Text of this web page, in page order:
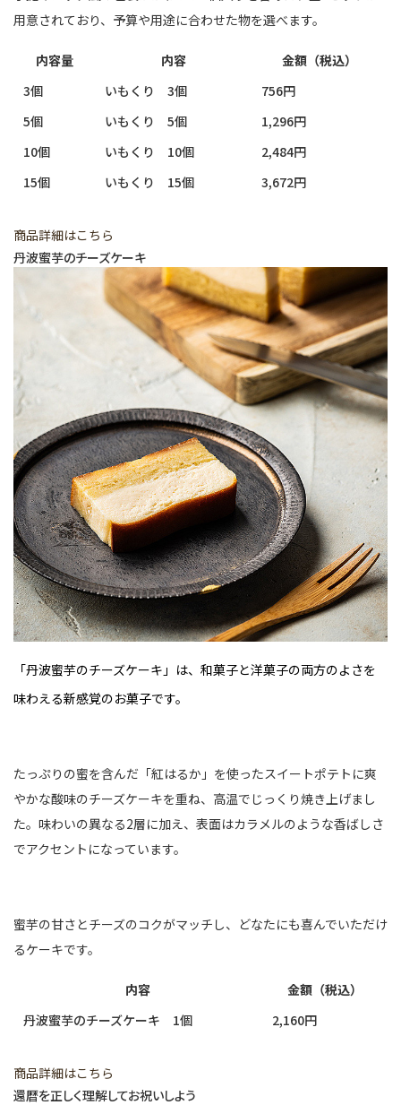
用意されており、予算や用途に合わせた物を選べます。
内容量 内容
金額（税込）
3個
いもくり 3個
756円
5個
いもくり 5個
1,296円
10個
いもくり 10個
2,484円
15個
いもくり 15個 3,672円
商品詳細はこちら
丹波蜜芋のチーズケーキ
「丹波蜜芋のチーズケーキ」は、和菓子と洋菓子の両方のよさを
味わえる新感覚のお菓子です。
たっぷりの蜜を含んだ「紅はるか」を使ったスイートポテトに爽
やかな酸味のチーズケーキを重ね、高温でじっくり焼き上げまし
た。味わいの異なる2層に加え、表面はカラメルのような香ばしさ
でアクセントになっています。
蜜芋の甘さとチーズのコクがマッチし、どなたにも喜んでいただけ
るケーキです。
内容
金額（税込）
丹波蜜芋のチーズケーキ 1個
2,160円
商品詳細はこちら
還暦を正しく理解してお祝いしよう